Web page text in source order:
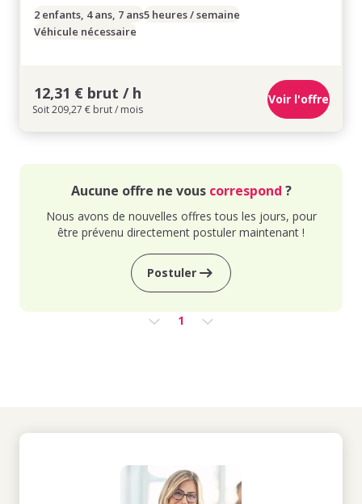
2 enfants, 4 ans, 7 ans5 heures / semaine
Véhicule nécessaire
12,31 € brut / h
Soit 209,27 € brut / mois
Voir l'offre
Aucune offre ne vous correspond ?
Nous avons de nouvelles offres tous les jours, pour
être prévenu directement postuler maintenant !
Postuler
1